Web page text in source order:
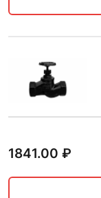
1841.00 ₽